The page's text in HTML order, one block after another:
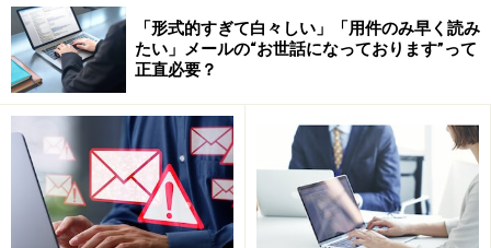
の情報を共有すべき人があてはまります。例えば、社内
の上司や同僚へ報連相、または社外を含めて関係者との
情報共有といったところでしょう。次に「宛先（TO)」
との違いを整理してみます。
「宛先（TO)」……当事者、行動を起こしてほしい人、返
信してほしい人
「CC」……関係者、情報を共有してほしい人
「形式的すぎて白々しい」「用件のみ早く読み
たい」メールの“お世話になっております”って
正直必要？